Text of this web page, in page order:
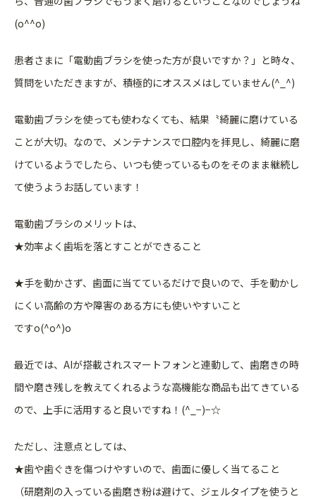
(o^^o)
患者さまに「電動歯ブラシを使った方が良いですか？」と時々、
質問をいただきますが、積極的にオススメはしていません(^_^)
電動歯ブラシを使っても使わなくても、結果〝綺麗に磨けている
ことが大切〟なので、メンテナンスで口腔内を拝見し、綺麗に磨
けているようでしたら、いつも使っているものをそのまま継続し
て使うようお話しています！
電動歯ブラシのメリットは、
★効率よく歯垢を落とすことができること
★手を動かさず、歯面に当てているだけで良いので、手を動かし
にくい高齢の方や障害のある方にも使いやすいこと
ですo(^o^)o
最近では、AIが搭載されスマートフォンと連動して、歯磨きの時
間や磨き残しを教えてくれるような高機能な商品も出てきている
ので、上手に活用すると良いですね！(^_−)−☆
ただし、注意点としては、
★歯や歯ぐきを傷つけやすいので、歯面に優しく当てること
（研磨剤の入っている歯磨き粉は避けて、ジェルタイプを使うと